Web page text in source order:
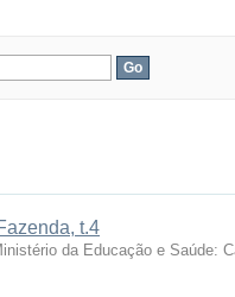
t.4
da Educação e Saúde: